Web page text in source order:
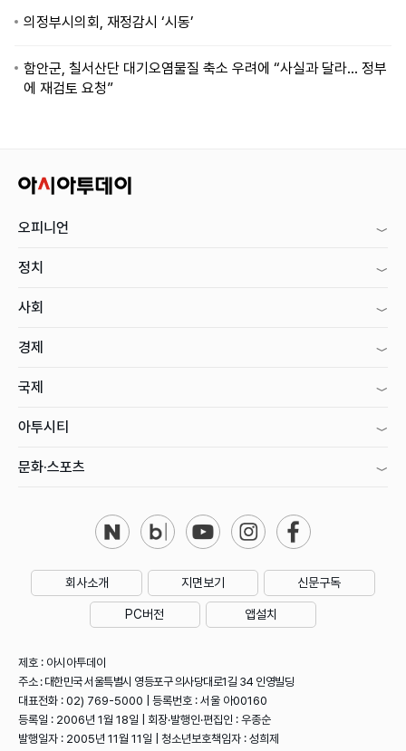
의정부시의회, 재정감시 ‘시동’
함안군, 칠서산단 대기오염물질 축소 우려에 “사실과 달라… 정부
에 재검토 요청”
오피니언
정치
사회
경제
국제
아투시티
문화·스포츠
회사소개 지면보기 신문구독
PC버전 앱설치
제호 : 아시아투데이
주소 : 대한민국 서울특별시 영등포구 의사당대로1길 34 인영빌딩
대표전화 : 02) 769-5000 | 등록번호 : 서울 아00160
등록일 : 2006년 1월 18일 | 회장·발행인·편집인 : 우종순
발행일자 : 2005년 11월 11일 | 청소년보호책임자 : 성희제